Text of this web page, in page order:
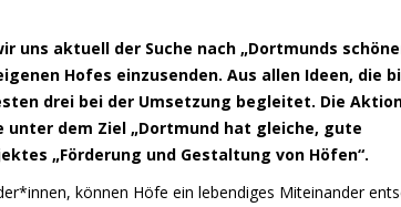
aktuell der Suche nach „Dortmunds
Hofes einzusenden. Aus allen Ideen, die
drei bei der Umsetzung begleitet. Die
dem Ziel „Dortmund hat gleiche, gute
„Förderung und Gestaltung von Höfen“.
können Höfe ein lebendiges Miteinander